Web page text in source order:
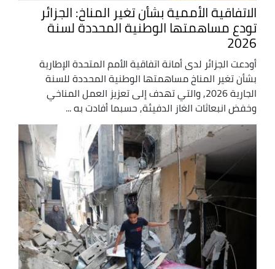
الاتفاقية الأممية بشأن تغير المناخ: الجزائر
تودع مساهمتها الوطنية المحددة لسنة
2026
أودعت الجزائر لدى أمانة اتفاقية الأمم المتحدة الإطارية
بشأن تغير المناخ مساهمتها الوطنية المحددة للسنة
الجارية 2026, والتي تهدف إلى تعزيز العمل المناخي
وخفض انبعاثات الغاز الدفيئة, حسبما أفادت به ...